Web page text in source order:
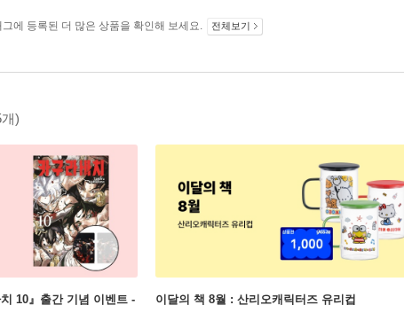
에 등록된 더 많은 상품을 확인해 보세요. 전체보기
)
10』출간 기념 이벤트 -
이달의 책 8월 : 산리오캐릭터즈 유리컵